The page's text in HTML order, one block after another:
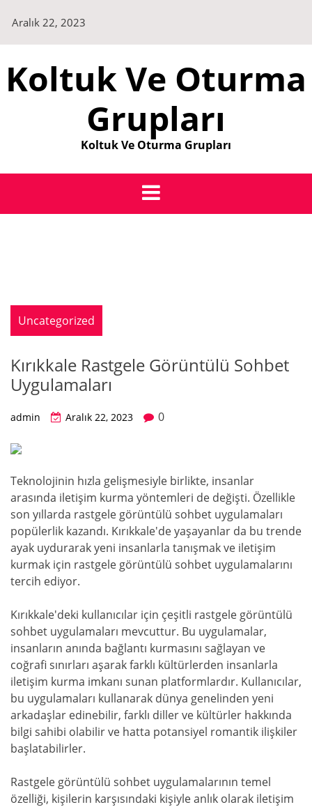
content
Aralık 22, 2023
Koltuk Ve Oturma
Grupları
Koltuk Ve Oturma Grupları
Uncategorized
Kırıkkale Rastgele Görüntülü Sohbet
Uygulamaları
admin Aralık 22, 2023 0
Teknolojinin hızla gelişmesiyle birlikte, insanlar
arasında iletişim kurma yöntemleri de değişti. Özellikle
son yıllarda rastgele görüntülü sohbet uygulamaları
popülerlik kazandı. Kırıkkale'de yaşayanlar da bu trende
ayak uydurarak yeni insanlarla tanışmak ve iletişim
kurmak için rastgele görüntülü sohbet uygulamalarını
tercih ediyor.
Kırıkkale'deki kullanıcılar için çeşitli rastgele görüntülü
sohbet uygulamaları mevcuttur. Bu uygulamalar,
insanların anında bağlantı kurmasını sağlayan ve
coğrafi sınırları aşarak farklı kültürlerden insanlarla
iletişim kurma imkanı sunan platformlardır. Kullanıcılar,
bu uygulamaları kullanarak dünya genelinden yeni
arkadaşlar edinebilir, farklı diller ve kültürler hakkında
bilgi sahibi olabilir ve hatta potansiyel romantik ilişkiler
başlatabilirler.
Rastgele görüntülü sohbet uygulamalarının temel
özelliği, kişilerin karşısındaki kişiyle anlık olarak iletişim